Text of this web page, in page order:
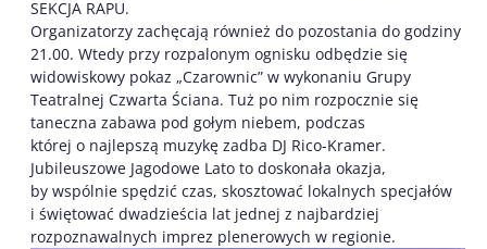
SEKCJA RAPU.
Organizatorzy zachęcają również do pozostania do godziny
21.00. Wtedy przy rozpalonym ognisku odbędzie się
widowiskowy pokaz „Czarownic” w wykonaniu Grupy
Teatralnej Czwarta Ściana. Tuż po nim rozpocznie się
taneczna zabawa pod gołym niebem, podczas
której o najlepszą muzykę zadba DJ Rico-Kramer.
Jubileuszowe Jagodowe Lato to doskonała okazja,
by wspólnie spędzić czas, skosztować lokalnych specjałów
i świętować dwadzieścia lat jednej z najbardziej
rozpoznawalnych imprez plenerowych w regionie.